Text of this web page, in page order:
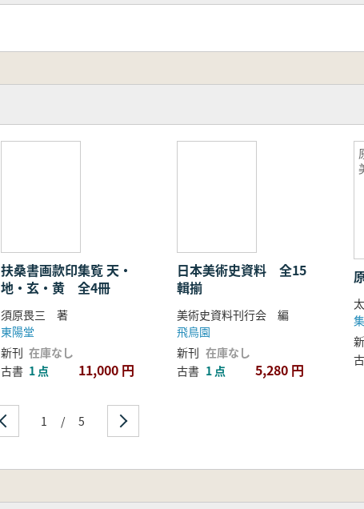
扶桑書画款印集覧 天・
地・玄・黄 全4冊
須原畏三 著
東陽堂
新刊 在庫なし
古書 1 点 11,000 円
日本美術史資料 全15
輯揃
美術史資料刊行会 編
飛鳥園
新刊 在庫なし
古書 1 点 5,280 円
1 / 5